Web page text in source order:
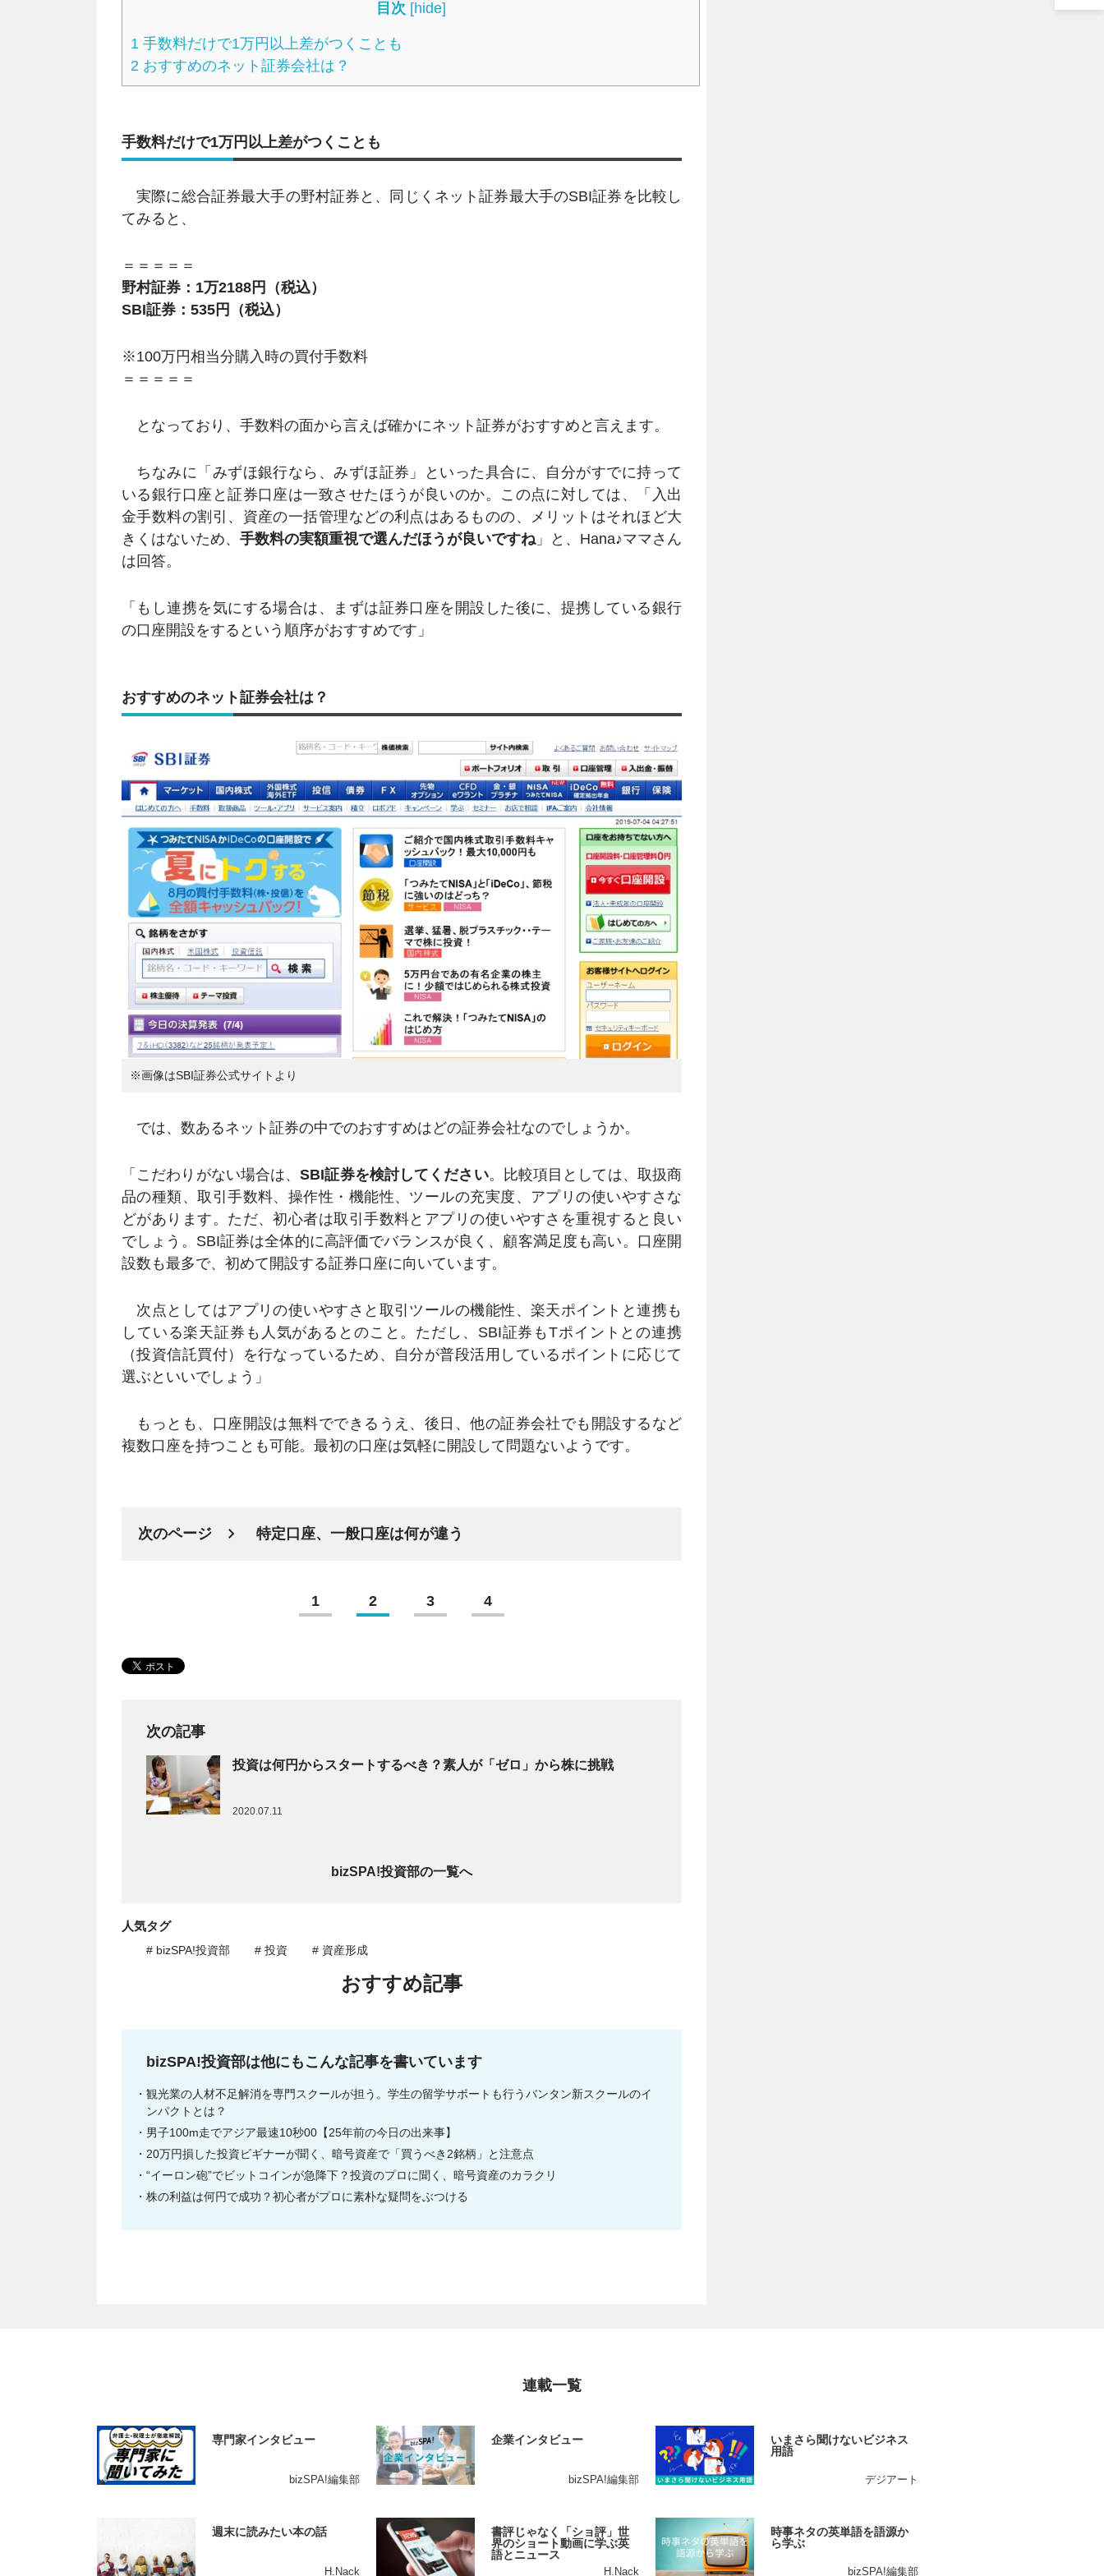
目次 [hide]
1 手数料だけで1万円以上差がつくことも
2 おすすめのネット証券会社は？
手数料だけで1万円以上差がつくことも
実際に総合証券最大手の野村証券と、同じくネット証券最大手のSBI証券を比較し
てみると、
＝＝＝＝＝
野村証券：1万2188円（税込）
SBI証券：535円（税込）
※100万円相当分購入時の買付手数料
＝＝＝＝＝
となっており、手数料の面から言えば確かにネット証券がおすすめと言えます。
ちなみに「みずほ銀行なら、みずほ証券」といった具合に、自分がすでに持って
いる銀行口座と証券口座は一致させたほうが良いのか。この点に対しては、「入出
金手数料の割引、資産の一括管理などの利点はあるものの、メリットはそれほど大
きくはないため、 手数料の実額重視で選んだほうが良いですね」と、Hana♪ママさん
は回答。
「もし連携を気にする場合は、まずは証券口座を開設した後に、提携している銀行
の口座開設をするという順序がおすすめです」
おすすめのネット証券会社は？
※画像はSBI証券公式サイトより
では、数あるネット証券の中でのおすすめはどの証券会社なのでしょうか。
「こだわりがない場合は、SBI証券を検討してください。比較項目としては、取扱商
品の種類、取引手数料、操作性・機能性、ツールの充実度、アプリの使いやすさな
どがあります。ただ、初心者は取引手数料とアプリの使いやすさを重視すると良い
でしょう。SBI証券は全体的に高評価でバランスが良く、顧客満足度も高い。口座開
設数も最多で、初めて開設する証券口座に向いています。
次点としてはアプリの使いやすさと取引ツールの機能性、楽天ポイントと連携も
している楽天証券も人気があるとのこと。ただし、SBI証券もTポイントとの連携
（投資信託買付）を行なっているため、自分が普段活用しているポイントに応じて
選ぶといいでしょう」
もっとも、口座開設は無料でできるうえ、後日、他の証券会社でも開設するなど
複数口座を持つことも可能。最初の口座は気軽に開設して問題ないようです。
次のページ 特定口座、一般口座は何が違う
1 2 3 4
次の記事
投資は何円からスタートするべき？素人が「ゼロ」から株に挑戦
2020.07.11
bizSPA!投資部の一覧へ
人気タグ
# bizSPA!投資部 # 投資 # 資産形成
おすすめ記事
bizSPA!投資部は他にもこんな記事を書いています
観光業の人材不足解消を専門スクールが担う。学生の留学サポートも行うバンタン新スクールのイ
ンパクトとは？
男子100m走でアジア最速10秒00【25年前の今日の出来事】
20万円損した投資ビギナーが聞く、暗号資産で「買うべき2銘柄」と注意点
“イーロン砲”でビットコインが急降下？投資のプロに聞く、暗号資産のカラクリ
株の利益は何円で成功？初心者がプロに素朴な疑問をぶつける
連載一覧
専門家インタビュー
bizSPA!編集部
企業インタビュー
bizSPA!編集部
いまさら聞けないビジネス
用語
デジアート
週末に読みたい本の話
H.Nack
書評じゃなく「ショ評」世
界のショート動画に学ぶ英
語とニュース
H.Nack
時事ネタの英単語を語源か
ら学ぶ
bizSPA!編集部